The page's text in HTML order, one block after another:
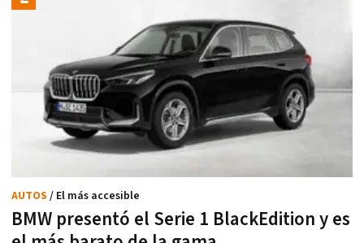
BMW presentó el Serie 1 BlackEdition y es
AUTOS / El más accesible